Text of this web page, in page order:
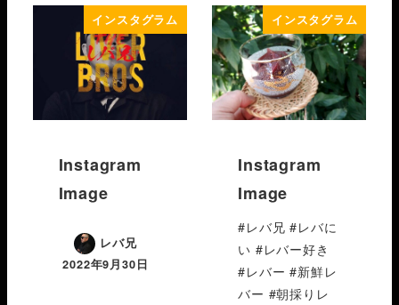
インスタグラム
Instagram
Image
レバ兄
2022年9月30日
インスタグラム
Instagram
Image
#レバ兄 #レバに
い #レバー好き
#レバー #新鮮レ
バー #朝採りレ